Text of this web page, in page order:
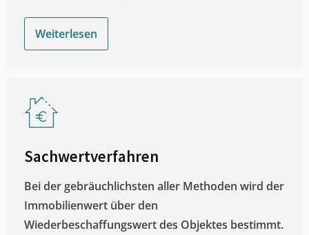
Weiterlesen
Sachwertverfahren
Bei der gebräuchlichsten aller Methoden wird der
Immobilienwert über den
Wiederbeschaffungswert des Objektes bestimmt.